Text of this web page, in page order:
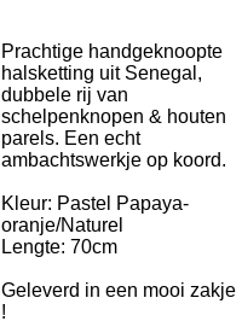
Prachtige handgeknoopte
halsketting uit Senegal,
dubbele rij van
schelpenknopen & houten
parels. Een echt
ambachtswerkje op koord.
Kleur: Pastel Papaya-
oranje/Naturel
Lengte: 70cm
Geleverd in een mooi zakje
!